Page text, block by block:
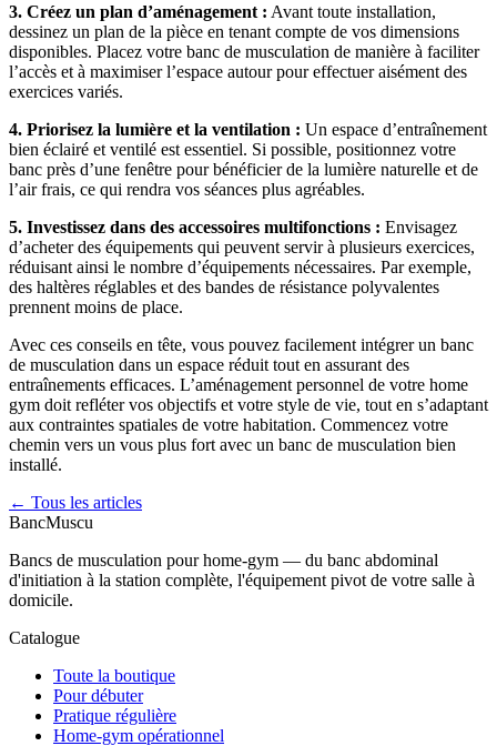
3. Créez un plan d’aménagement : Avant toute installation,
dessinez un plan de la pièce en tenant compte de vos dimensions
disponibles. Placez votre banc de musculation de manière à faciliter
l’accès et à maximiser l’espace autour pour effectuer aisément des
exercices variés.
4. Priorisez la lumière et la ventilation : Un espace d’entraînement
bien éclairé et ventilé est essentiel. Si possible, positionnez votre
banc près d’une fenêtre pour bénéficier de la lumière naturelle et de
l’air frais, ce qui rendra vos séances plus agréables.
5. Investissez dans des accessoires multifonctions : Envisagez
d’acheter des équipements qui peuvent servir à plusieurs exercices,
réduisant ainsi le nombre d’équipements nécessaires. Par exemple,
des haltères réglables et des bandes de résistance polyvalentes
prennent moins de place.
Avec ces conseils en tête, vous pouvez facilement intégrer un banc
de musculation dans un espace réduit tout en assurant des
entraînements efficaces. L’aménagement personnel de votre home
gym doit refléter vos objectifs et votre style de vie, tout en s’adaptant
aux contraintes spatiales de votre habitation. Commencez votre
chemin vers un vous plus fort avec un banc de musculation bien
installé.
← Tous les articles
BancMuscu
Bancs de musculation pour home-gym — du banc abdominal
d'initiation à la station complète, l'équipement pivot de votre salle à
domicile.
Catalogue
Toute la boutique
Pour débuter
Pratique régulière
Home-gym opérationnel